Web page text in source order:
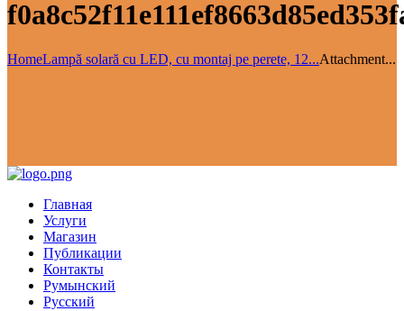
HomeLampă solară cu LED, cu montaj pe perete, 12...Attachment...
Главная
Услуги
Магазин
Публикации
Контакты
Румынский
Русский